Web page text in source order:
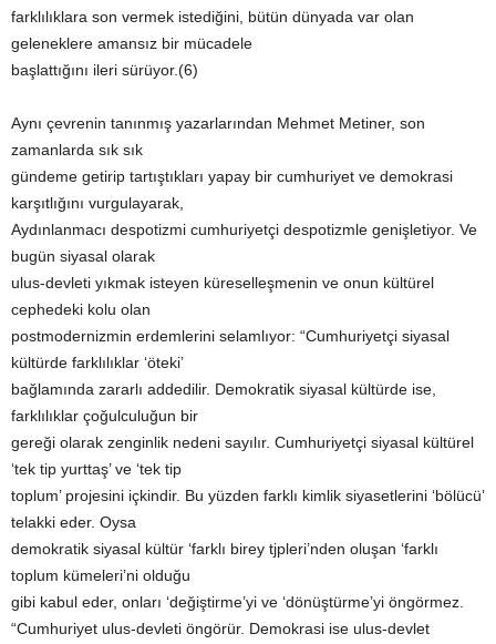
farklılıklara son vermek istediğini, bütün dünyada var olan
geleneklere amansız bir mücadele
başlattığını ileri sürüyor.(6)
Aynı çevrenin tanınmış yazarlarından Mehmet Metiner, son
zamanlarda sık sık
gündeme getirip tartıştıkları yapay bir cumhuriyet ve demokrasi
karşıtlığını vurgulayarak,
Aydınlanmacı despotizmi cumhuriyetçi despotizmle genişletiyor. Ve
bugün siyasal olarak
ulus-devleti yıkmak isteyen küreselleşmenin ve onun kültürel
cephedeki kolu olan
postmodernizmin erdemlerini selamlıyor: “Cumhuriyetçi siyasal
kültürde farklılıklar ‘öteki’
bağlamında zararlı addedilir. Demokratik siyasal kültürde ise,
farklılıklar çoğulculuğun bir
gereği olarak zenginlik nedeni sayılır. Cumhuriyetçi siyasal kültürel
‘tek tip yurttaş’ ve ‘tek tip
toplum’ projesini içkindir. Bu yüzden farklı kimlik siyasetlerini ‘bölücü’
telakki eder. Oysa
demokratik siyasal kültür ‘farklı birey tjpleri’nden oluşan ‘farklı
toplum kümeleri’ni olduğu
gibi kabul eder, onları ‘değiştirme’yi ve ‘dönüştürme’yi öngörmez.
“Cumhuriyet ulus-devleti öngörür. Demokrasi ise ulus-devlet